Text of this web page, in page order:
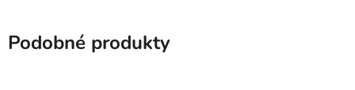
Podobné produkty